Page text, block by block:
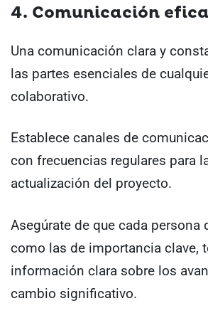
4. Comunicación
Una comunicación clara y
las partes esenciales de
colaborativo.
Establece canales de
con frecuencias regulares para
actualización del proyecto.
Asegúrate de que cada persona
como las de importancia clave,
información clara sobre los
cambio significativo.